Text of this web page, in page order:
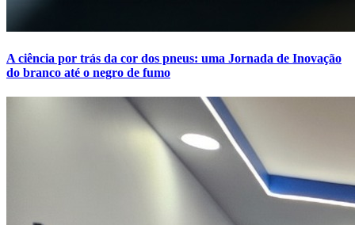
A ciência por trás da cor dos pneus: uma Jornada de Inovação
do branco até o negro de fumo